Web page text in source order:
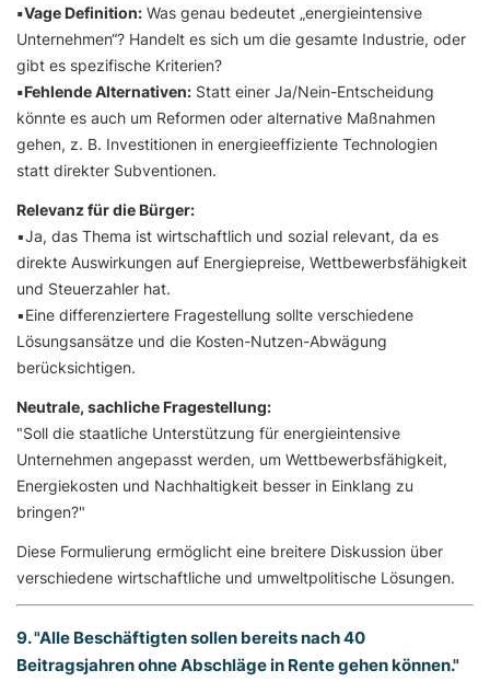
▪️Vage Definition: Was genau bedeutet „energieintensive
Unternehmen“? Handelt es sich um die gesamte Industrie, oder
gibt es spezifische Kriterien?
▪️Fehlende Alternativen: Statt einer Ja/Nein-Entscheidung
könnte es auch um Reformen oder alternative Maßnahmen
gehen, z. B. Investitionen in energieeffiziente Technologien
statt direkter Subventionen.
Relevanz für die Bürger:
▪️Ja, das Thema ist wirtschaftlich und sozial relevant, da es
direkte Auswirkungen auf Energiepreise, Wettbewerbsfähigkeit
und Steuerzahler hat.
▪️Eine differenziertere Fragestellung sollte verschiedene
Lösungsansätze und die Kosten-Nutzen-Abwägung
berücksichtigen.
Neutrale, sachliche Fragestellung:
"Soll die staatliche Unterstützung für energieintensive
Unternehmen angepasst werden, um Wettbewerbsfähigkeit,
Energiekosten und Nachhaltigkeit besser in Einklang zu
bringen?"
Diese Formulierung ermöglicht eine breitere Diskussion über
verschiedene wirtschaftliche und umweltpolitische Lösungen.
9. "Alle Beschäftigten sollen bereits nach 40
Beitragsjahren ohne Abschläge in Rente gehen können."